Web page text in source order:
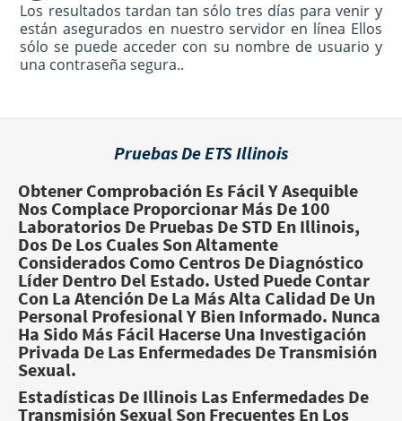
Los resultados tardan tan sólo tres días para venir y
están asegurados en nuestro servidor en línea Ellos
sólo se puede acceder con su nombre de usuario y
una contraseña segura..
Pruebas De ETS Illinois
Obtener Comprobación Es Fácil Y Asequible
Nos Complace Proporcionar Más De 100
Laboratorios De Pruebas De STD En Illinois,
Dos De Los Cuales Son Altamente
Considerados Como Centros De Diagnóstico
Líder Dentro Del Estado. Usted Puede Contar
Con La Atención De La Más Alta Calidad De Un
Personal Profesional Y Bien Informado. Nunca
Ha Sido Más Fácil Hacerse Una Investigación
Privada De Las Enfermedades De Transmisión
Sexual.
Estadísticas De Illinois Las Enfermedades De
Transmisión Sexual Son Frecuentes En Los